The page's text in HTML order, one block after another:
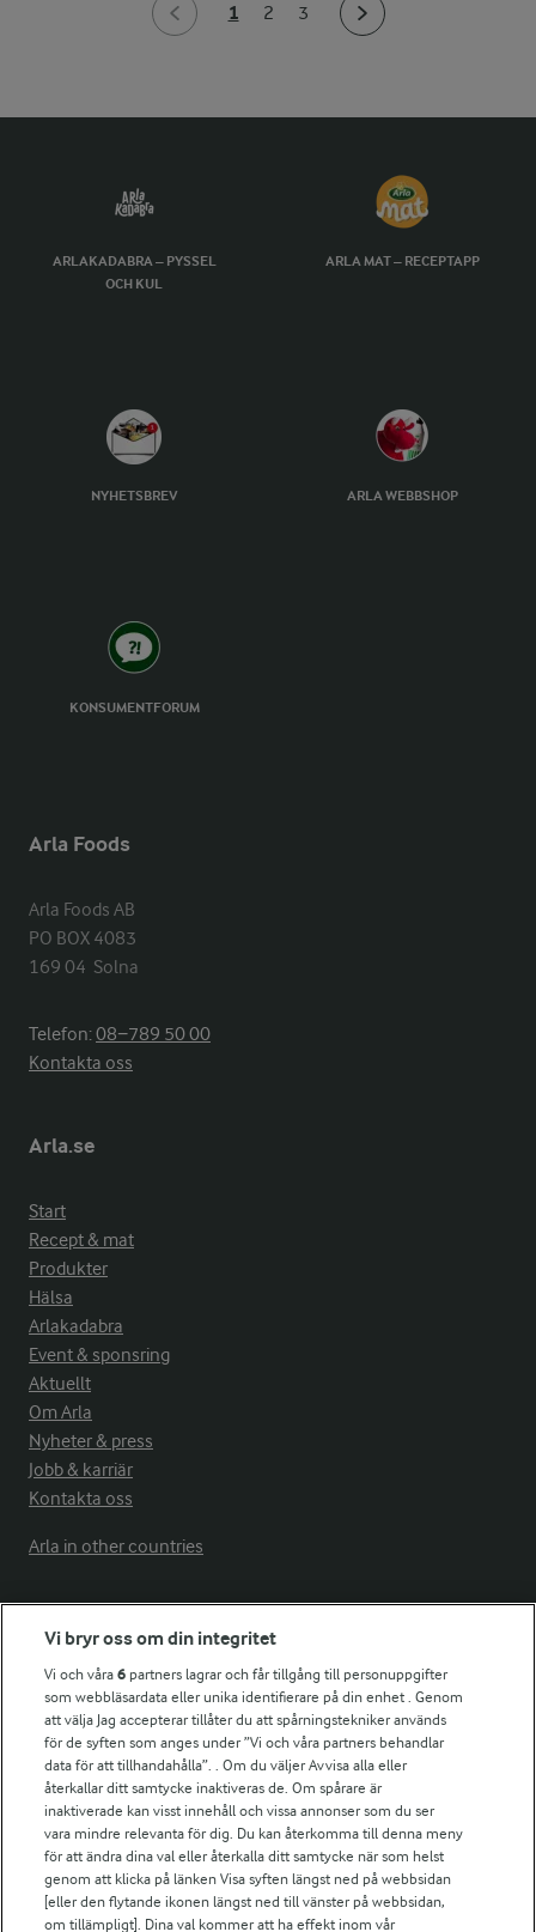
1 2 3
ARLAKADABRA – PYSSEL
OCH KUL
ARLA MAT – RECEPTAPP
NYHETSBREV ARLA WEBBSHOP
KONSUMENTFORUM
Arla Foods
Arla Foods AB
PO BOX 4083
169 04  Solna
Telefon:08−789 50 00
Kontakta oss
Arla.se
Start
Recept & mat
Produkter
Hälsa
Arlakadabra
Event & sponsring
Aktuellt
Om Arla
Nyheter & press
Jobb & karriär
Kontakta oss
Arla in other countries
Fler Arlasajter
För ägare
Arlas kundportal
Arla.com
Falbygdens Ost
Arla webbshop
Bildbank
Vi bryr oss om din integritet
Vi och våra6 partners lagrar och får tillgång till personuppgifter
som webbläsardata eller unika identifierare på din enhet . Genom
att välja Jag accepterar tillåter du att spårningstekniker används
för de syften som anges under ”Vi och våra partners behandlar
data för att tillhandahålla”. . Om du väljer Avvisa alla eller
återkallar ditt samtycke inaktiveras de. Om spårare är
inaktiverade kan visst innehåll och vissa annonser som du ser
vara mindre relevanta för dig. Du kan återkomma till denna meny
för att ändra dina val eller återkalla ditt samtycke när som helst
genom att klicka på länken Visa syften längst ned på webbsidan
[eller den flytande ikonen längst ned till vänster på webbsidan,
om tillämpligt]. Dina val kommer att ha effekt inom vår